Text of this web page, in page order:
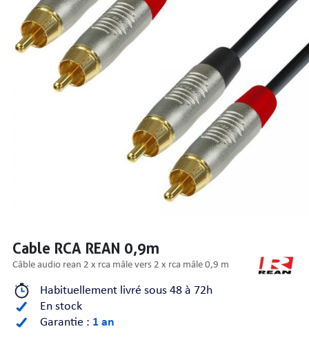
AUDIO
Cable RCA REAN 0,9m
câble audio rean 2 x rca mâle vers 2 x rca mâle 0,9 m
Habituellement livré sous 48 à 72h
En stock
Garantie : 1 an